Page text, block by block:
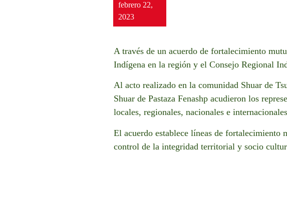
febrero 22,
2023
A través de un acuerdo de fortalecimiento
Indígena en la región y el Consejo Regional
Al acto realizado en la comunidad Shuar de
Shuar de Pastaza Fenashp acudieron los
locales, regionales, nacionales e
El acuerdo establece líneas de
control de la integridad territorial y socio